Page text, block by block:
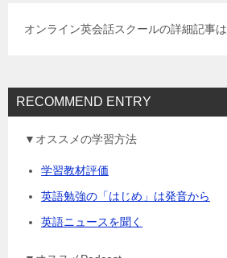
オンライン英会話スクールの詳細記事は
RECOMMEND ENTRY
▼オススメの学習方法
学習教材評価
英語勉強の「はじめ」は発音から
英語ニュースを聞く